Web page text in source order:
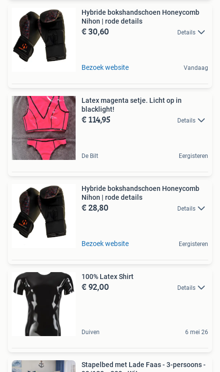
Hybride bokshandschoen Honeycomb
Nihon | rode details
€ 30,60 Details
Bezoek website Vandaag
Latex magenta setje. Licht op in
blacklight!
€ 114,95 Details
De Bilt Eergisteren
Hybride bokshandschoen Honeycomb
Nihon | rode details
€ 28,80 Details
Bezoek website Eergisteren
100% Latex Shirt
€ 92,00 Details
Duiven 6 mei 26
Stapelbed met Lade Faas - 3-persoons -